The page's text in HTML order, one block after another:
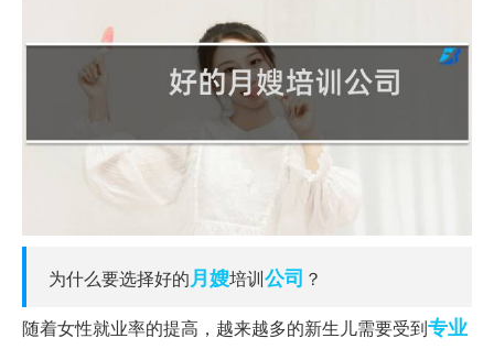
为什么要选择好的月嫂培训公司 ？
随着女性就业率的提高，越来越多的新生儿需要受到专业